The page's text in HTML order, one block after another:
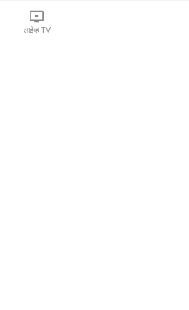
लाईव्ह TV